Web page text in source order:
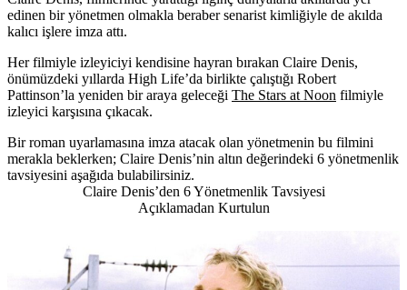
edinen bir yönetmen olmakla beraber senarist kimliğiyle de akılda
kalıcı işlere imza attı.
Her filmiyle izleyiciyi kendisine hayran bırakan Claire Denis,
önümüzdeki yıllarda High Life’da birlikte çalıştığı Robert
Pattinson’la yeniden bir araya geleceği The Stars at Noon filmiyle
izleyici karşısına çıkacak.
Bir roman uyarlamasına imza atacak olan yönetmenin bu filmini
merakla beklerken; Claire Denis’nin altın değerindeki 6 yönetmenlik
tavsiyesini aşağıda bulabilirsiniz.
Claire Denis’den 6 Yönetmenlik Tavsiyesi
Açıklamadan Kurtulun